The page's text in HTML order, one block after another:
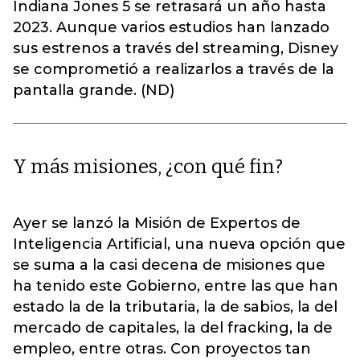
Indiana Jones 5 se retrasará un año hasta
2023. Aunque varios estudios han lanzado
sus estrenos a través del streaming, Disney
se comprometió a realizarlos a través de la
pantalla grande. (ND)
Y más misiones, ¿con qué fin?
Ayer se lanzó la Misión de Expertos de
Inteligencia Artificial, una nueva opción que
se suma a la casi decena de misiones que
ha tenido este Gobierno, entre las que han
estado la de la tributaria, la de sabios, la del
mercado de capitales, la del fracking, la de
empleo, entre otras. Con proyectos tan